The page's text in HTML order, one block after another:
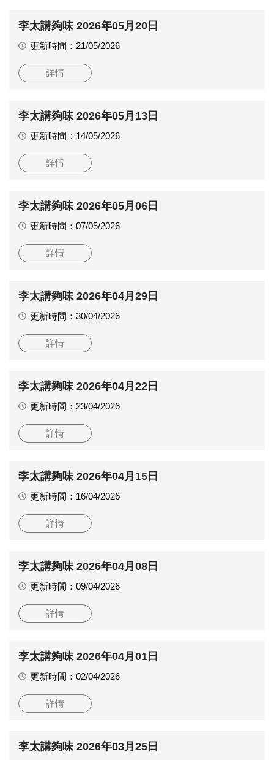
李太講夠味 2026年05月20日
更新時間：21/05/2026
詳情
李太講夠味 2026年05月13日
更新時間：14/05/2026
詳情
李太講夠味 2026年05月06日
更新時間：07/05/2026
詳情
李太講夠味 2026年04月29日
更新時間：30/04/2026
詳情
李太講夠味 2026年04月22日
更新時間：23/04/2026
詳情
李太講夠味 2026年04月15日
更新時間：16/04/2026
詳情
李太講夠味 2026年04月08日
更新時間：09/04/2026
詳情
李太講夠味 2026年04月01日
更新時間：02/04/2026
詳情
李太講夠味 2026年03月25日